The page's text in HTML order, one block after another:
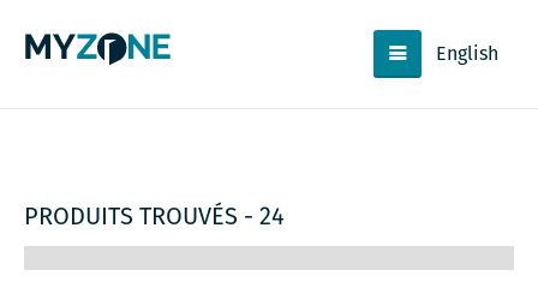
English
PRODUITS TROUVÉS - 24